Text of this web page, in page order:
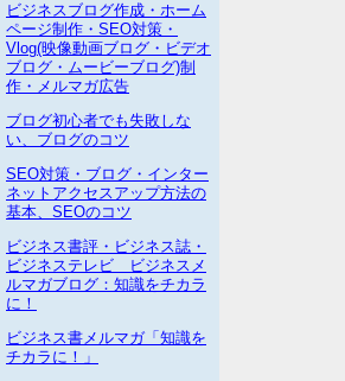
ビジネスブログ作成・ホーム
ページ制作・SEO対策・
Vlog(映像動画ブログ・ビデオ
ブログ・ムービーブログ)制
作・メルマガ広告
ブログ初心者でも失敗しな
い、ブログのコツ
SEO対策・ブログ・インター
ネットアクセスアップ方法の
基本、SEOのコツ
ビジネス書評・ビジネス誌・
ビジネステレビ ビジネスメ
ルマガブログ：知識をチカラ
に！
ビジネス書メルマガ「知識を
チカラに！」